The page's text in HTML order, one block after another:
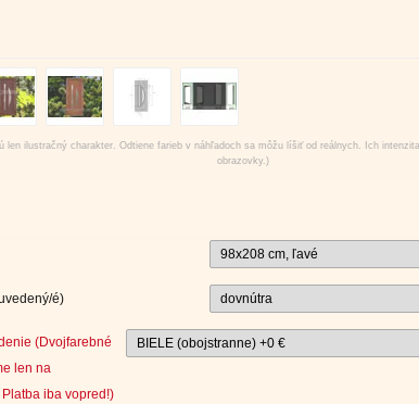
len ilustračný charakter. Odtiene farieb v náhľadoch sa môžu líšiť od reálnych. Ich
obrazovky.)
é)
(Dvojfarebné
len na
iba vopred!)